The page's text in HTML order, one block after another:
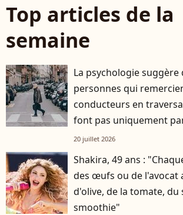
Top articles de la
semaine
La psychologie suggère
personnes qui
conducteurs en
font pas uniquement
20 juillet 2026
Shakira, 49 ans :
des œufs ou de l'avocat
d'olive, de la tomate, du
smoothie"